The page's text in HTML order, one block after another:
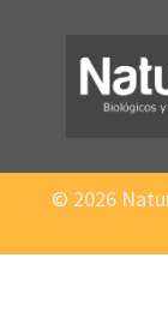
© 2026